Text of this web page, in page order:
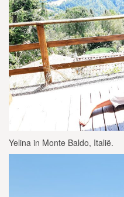
Yelina in Monte Baldo, Italië.